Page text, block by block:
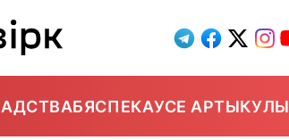
БЯСПЕКАУСЕ АРТЫКУЛЫ